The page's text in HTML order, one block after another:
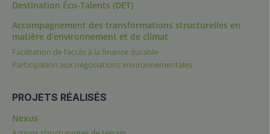
Destination Éco-Talents (DET)
Accompagnement des transformations structurelles en
matière d’environnement et de climat
Facilitation de l’accès à la finance durable
Participation aux négociations environnementales
PROJETS RÉALISÉS
Nexus